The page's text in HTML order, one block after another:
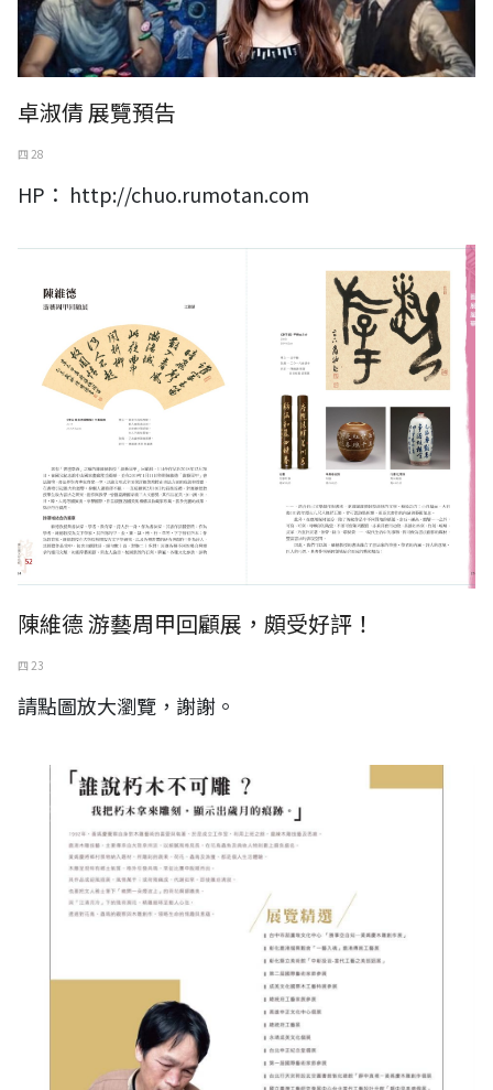
卓淑倩 展覽預告
四 28
HP： http://chuo.rumotan.com
陳維德 游藝周甲回顧展，頗受好評！
四 23
請點圖放大瀏覽，謝謝。
黃媽慶木雕創作展 鉅虹美學藝術空間